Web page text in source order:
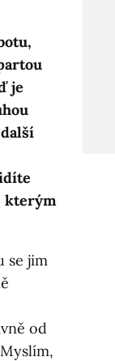
je
kterým
se jim
od